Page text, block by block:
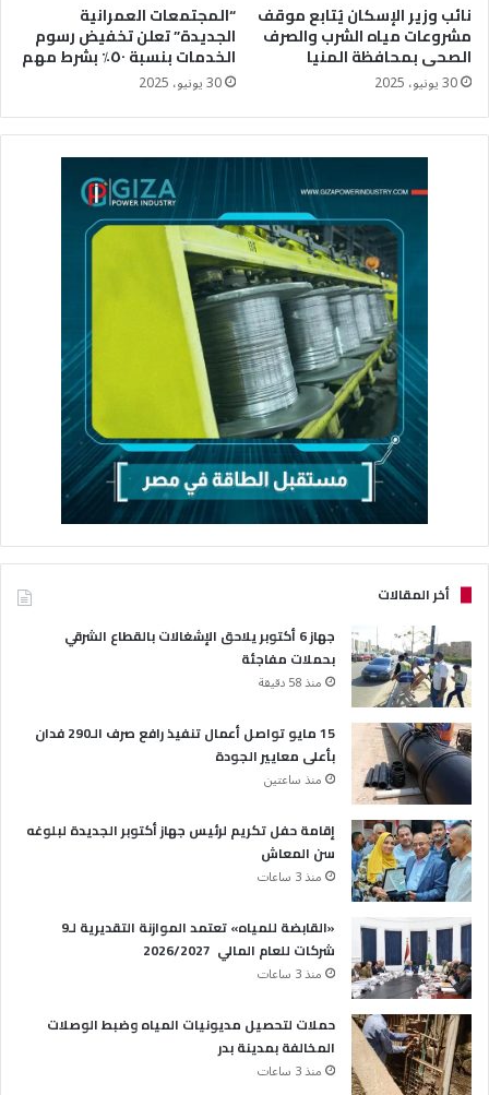
نائب وزير الإسكان يُتابع موقف
مشروعات مياه الشرب والصرف
الصحى بمحافظة المنيا
30 يونيو، 2025
“المجتمعات العمرانية
الجديدة” تعلن تخفيض رسوم
الخدمات بنسبة ٥٠٪؜ بشرط مهم
30 يونيو، 2025
أخر المقالات
جهاز 6 أكتوبر يلاحق الإشغالات بالقطاع الشرقي
بحملات مفاجئة
منذ 58 دقيقة
15 مايو تواصل أعمال تنفيذ رافع صرف الـ290 فدان
بأعلى معايير الجودة
منذ ساعتين
إقامة حفل تكريم لرئيس جهاز أكتوبر الجديدة لبلوغه
سن المعاش
منذ 3 ساعات
«القابضة للمياه» تعتمد الموازنة التقديرية لـ9
شركات للعام المالي 2026/2027
منذ 3 ساعات
حملات لتحصيل مديونيات المياه وضبط الوصلات
المخالفة بمدينة بدر
منذ 3 ساعات